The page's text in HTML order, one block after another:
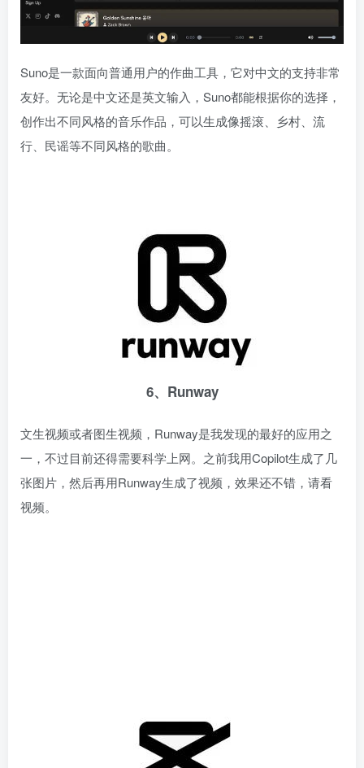
Suno是一款面向普通用户的作曲工具，它对中文的支持非常
友好。无论是中文还是英文输入，Suno都能根据你的选择，
创作出不同风格的音乐作品，可以生成像摇滚、乡村、流
行、民谣等不同风格的歌曲。
6、Runway
文生视频或者图生视频，Runway是我发现的最好的应用之
一，不过目前还得需要科学上网。之前我用Copilot生成了几
张图片，然后再用Runway生成了视频，效果还不错，请看
视频。